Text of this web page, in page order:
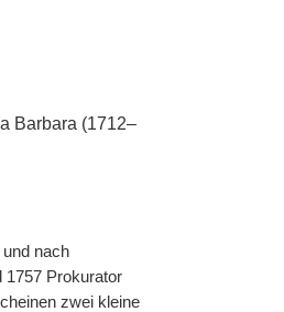
Barbara (1712–
nach
1757 Prokurator
zwei kleine